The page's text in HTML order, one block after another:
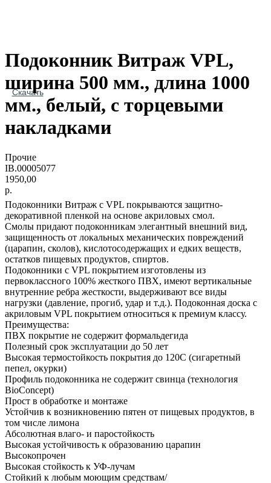
Скачать
Подоконник Витраж VPL,
ширина 500 мм., длина 1000
мм., белый, с торцевыми
накладками
Прочие
IB.00005077
1950,00
р.
Подоконники Витраж с VPL покрываются защитно-
декоративной пленкой на основе акриловых смол.
Смолы придают подоконникам элегантный внешний вид,
защищенность от локальных механических повреждений
(царапин, сколов), кислотосодержащих и едких веществ,
остатков пищевых продуктов, спиртов.
Подоконники с VPL покрытием изготовлены из
первоклассного 100% жесткого ПВХ, имеют вертикальные
внутренние ребра жесткости, выдерживают все виды
нагрузки (давление, прогиб, удар и т.д.). Подоконная доска с
акриловым VPL покрытием относиться к премиум классу.
Преимущества:
ПВХ покрытие не содержит формальдегида
Полезный срок эксплуатации до 50 лет
Высокая термостойкость покрытия до 120С (сигаретный
пепел, окурки)
Профиль подоконника не содержит свинца (технология
BioConcept)
Прост в обработке и монтаже
Устойчив к возникновению пятен от пищевых продуктов, в
том числе лимона
Абсолютная влаго- и паростойкость
Высокая устойчивость к образованию царапин
Высокопрочен
Высокая стойкость к УФ-лучам
Стойкий к любым моющим средствам/